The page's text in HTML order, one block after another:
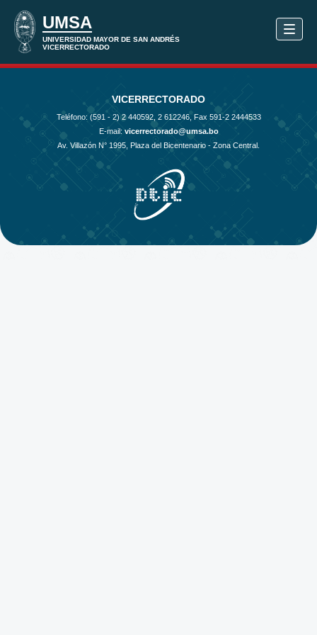
VICERRECTORADO
Teléfono: (591 - 2) 2 440592, 2 612246, Fax 591-2 2444533
E-mail: vicerrectorado@umsa.bo
Av. Villazón N° 1995, Plaza del Bicentenario - Zona Central.